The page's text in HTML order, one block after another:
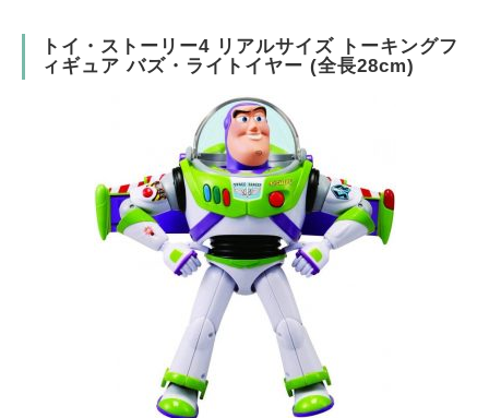
トイ・ストーリー4 リアルサイズ トーキングフ
ィギュア バズ・ライトイヤー (全長28cm)